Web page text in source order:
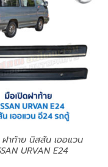
าท้าย นิสสัน เออแวน
URVAN E24